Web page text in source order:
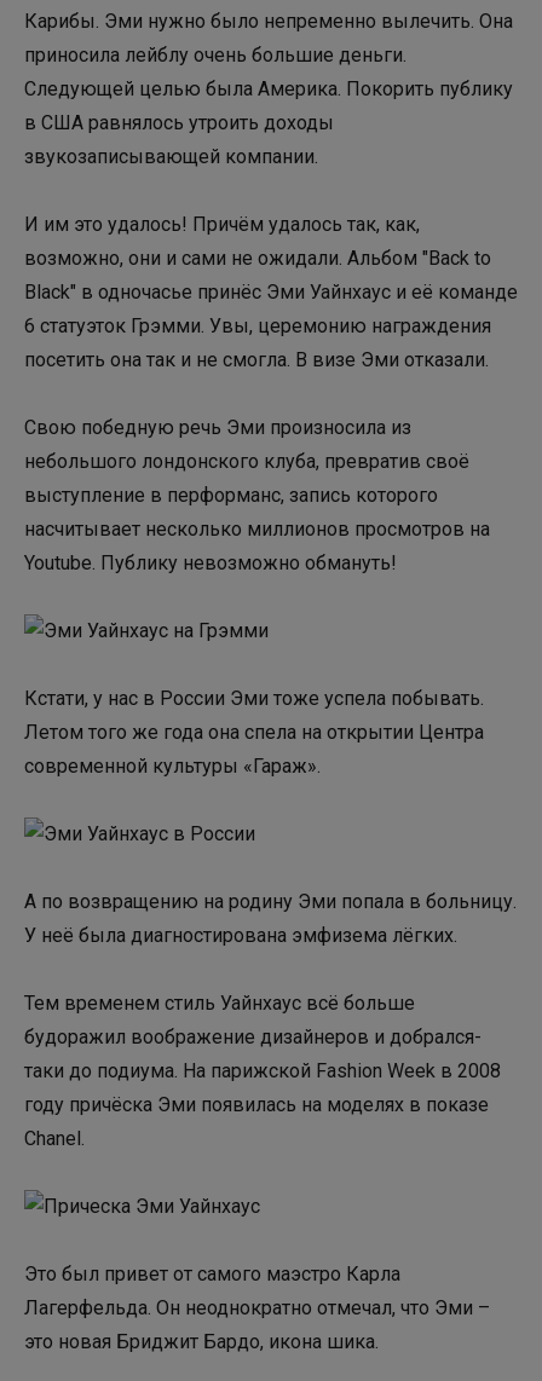
Карибы. Эми нужно было непременно вылечить. Она
приносила лейблу очень большие деньги.
Следующей целью была Америка. Покорить публику
в США равнялось утроить доходы
звукозаписывающей компании.
И им это удалось! Причём удалось так, как,
возможно, они и сами не ожидали. Альбом "Back to
Black" в одночасье принёс Эми Уайнхаус и её команде
6 статуэток Грэмми. Увы, церемонию награждения
посетить она так и не смогла. В визе Эми отказали.
Свою победную речь Эми произносила из
небольшого лондонского клуба, превратив своё
выступление в перформанс, запись которого
насчитывает несколько миллионов просмотров на
Youtube. Публику невозможно обмануть!
Кстати, у нас в России Эми тоже успела побывать.
Летом того же года она спела на открытии Центра
современной культуры «Гараж».
А по возвращению на родину Эми попала в больницу.
У неё была диагностирована эмфизема лёгких.
Тем временем стиль Уайнхаус всё больше
будоражил воображение дизайнеров и добрался-
таки до подиума. На парижской Fashion Week в 2008
году причёска Эми появилась на моделях в показе
Chanel.
Это был привет от самого маэстро Карла
Лагерфельда. Он неоднократно отмечал, что Эми –
это новая Бриджит Бардо, икона шика.